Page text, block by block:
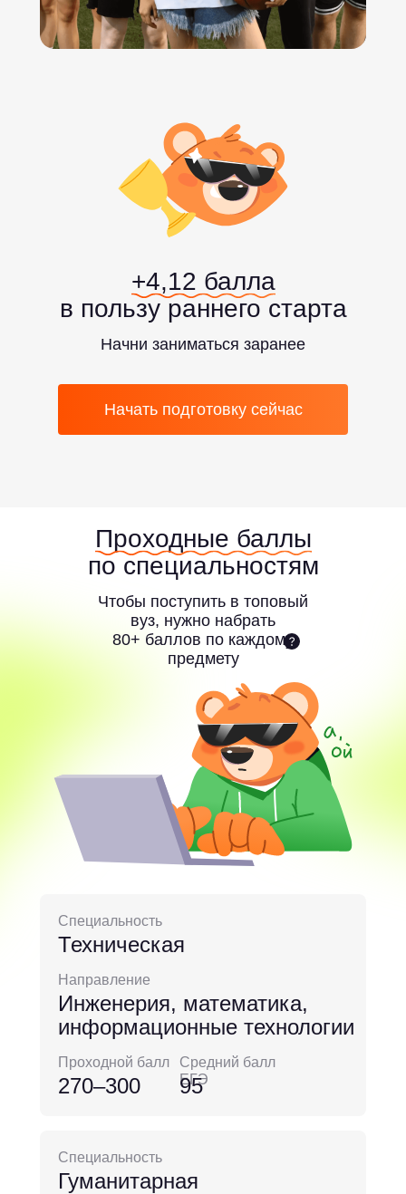
+4,12 балла
в пользу раннего старта
Начни заниматься заранее
Начать подготовку сейчас
Проходные баллы
по специальностям
Чтобы поступить в топовый
вуз, нужно набрать
80+ баллов по каждому
предмету
Специальность
Техническая
Направление
Инженерия, математика,
информационные технологии
Проходной балл
Средний балл
ЕГЭ
270–300 95
Специальность
Гуманитарная